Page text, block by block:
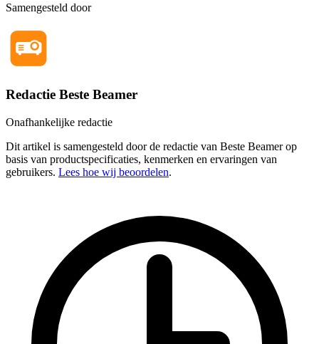
Samengesteld door
Redactie Beste Beamer
Onafhankelijke redactie
Dit artikel is samengesteld door de redactie van Beste Beamer op
basis van productspecificaties, kenmerken en ervaringen van
gebruikers. Lees hoe wij beoordelen.